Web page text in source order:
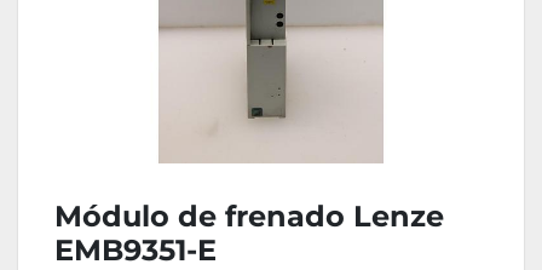
Módulo de frenado Lenze
EMB9351-E